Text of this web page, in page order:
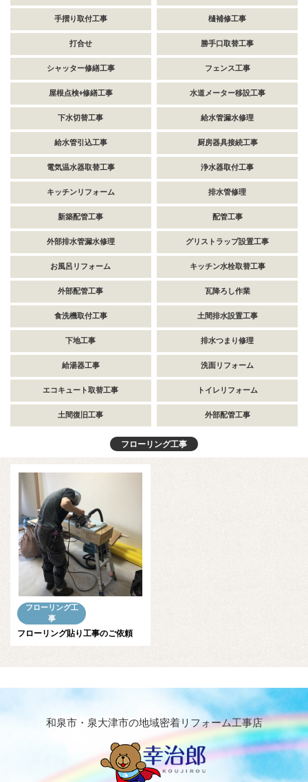
手摺り取付工事 樋補修工事
打合せ 勝手口取替工事
シャッター修繕工事 フェンス工事
屋根点検+修繕工事 水道メーター移設工事
下水切替工事 給水管漏水修理
給水管引込工事 厨房器具接続工事
電気温水器取替工事 浄水器取付工事
キッチンリフォーム 排水管修理
新築配管工事 配管工事
外部排水管漏水修理 グリストラップ設置工事
お風呂リフォーム キッチン水栓取替工事
外部配管工事 瓦降ろし作業
食洗機取付工事 土間排水設置工事
下地工事 排水つまり修理
給湯器工事 洗面リフォーム
エコキュート取替工事 トイレリフォーム
土間復旧工事 外部配管工事
フローリング工事
フローリング工
事
フローリング貼り工事のご依頼
和泉市・泉大津市の地域密着リフォーム工事店